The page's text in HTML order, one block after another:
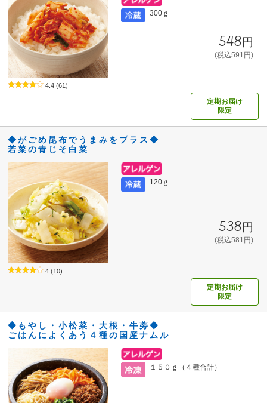
300ｇ
548円
(税込591円)
4.4 (61)
定期お届け
限定
◆がごめ昆布でうまみをプラス◆
若菜の青じそ白菜
120ｇ
538円
(税込581円)
4 (10)
定期お届け
限定
◆もやし・小松菜・大根・牛蒡◆
ごはんによくあう４種の国産ナムル
１５０ｇ（４種合計）